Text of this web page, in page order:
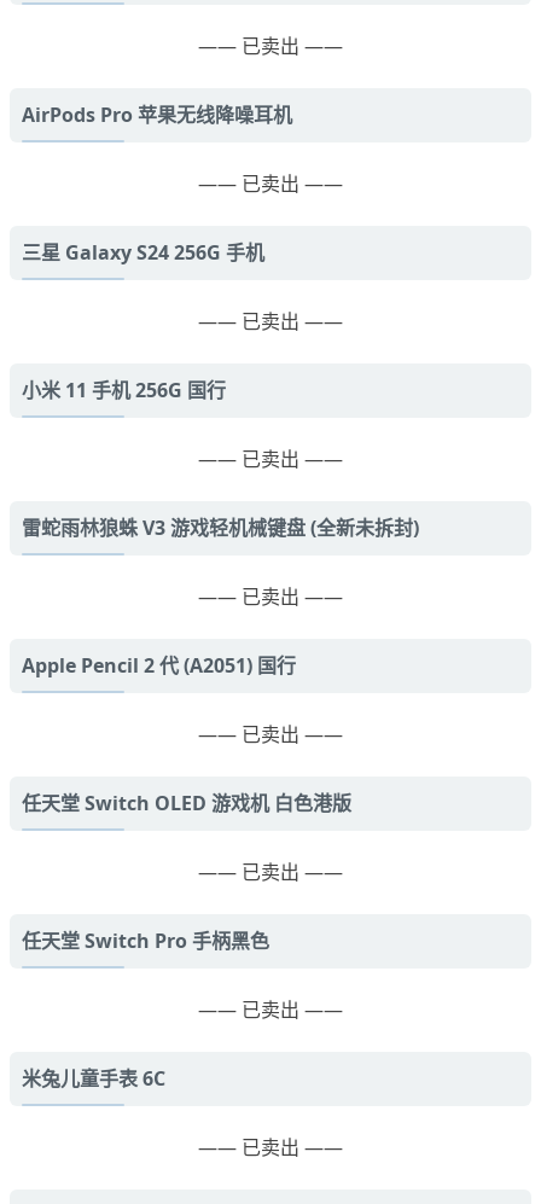
—— 已卖出 ——
AirPods Pro 苹果无线降噪耳机
—— 已卖出 ——
三星 Galaxy S24 256G 手机
—— 已卖出 ——
小米 11 手机 256G 国行
—— 已卖出 ——
雷蛇雨林狼蛛 V3 游戏轻机械键盘 (全新未拆封)
—— 已卖出 ——
Apple Pencil 2 代 (A2051) 国行
—— 已卖出 ——
任天堂 Switch OLED 游戏机 白色港版
—— 已卖出 ——
任天堂 Switch Pro 手柄黑色
—— 已卖出 ——
米兔儿童手表 6C
—— 已卖出 ——